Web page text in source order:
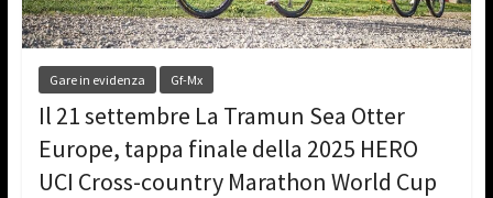
Gare in evidenza Gf-Mx
Il 21 settembre La Tramun Sea Otter
Europe, tappa finale della 2025 HERO
UCI Cross-country Marathon World Cup